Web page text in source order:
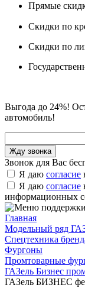
Прямые
Скидки по
Скидки по
Выгода до 24%!
автомобиль!
Звонок для Вас
Я даю согласие
Я даю согласие
информационных
Главная
Модельный ряд
Спецтехника
Фургоны
Промтоварные
ГАЗель Бизнес
ГАЗель БИЗНЕС